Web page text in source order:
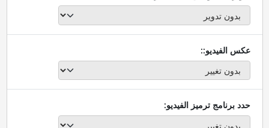
عكس الفيديو::
حدد برنامج ترميز الفيديو: